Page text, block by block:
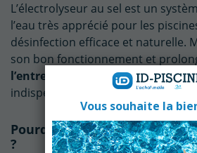
L’électrolyseur au sel est un
l’eau très apprécié pour les
désinfection efficace et naturelle.
son bon fonctionnement et
l’entretien régulier de la cellule
indispensable.
Pourquoi entretenir sa
?